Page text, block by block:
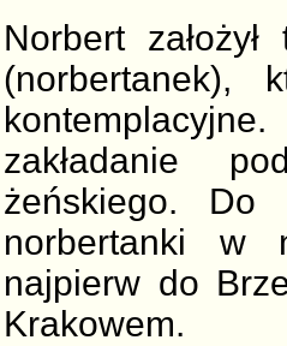
Norbert
(norbertanek),
zakładanie
żeńskiego. Do
norbertanki w
najpierw do
Krakowem.